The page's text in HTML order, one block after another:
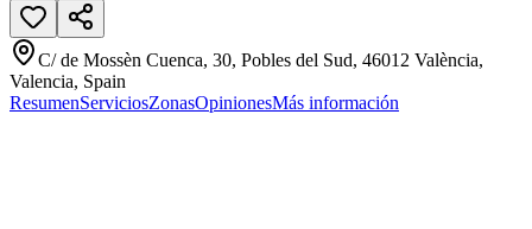
C/ de Mossèn Cuenca, 30, Pobles del Sud, 46012 València,
Valencia, Spain
ResumenServiciosZonasOpinionesMás información